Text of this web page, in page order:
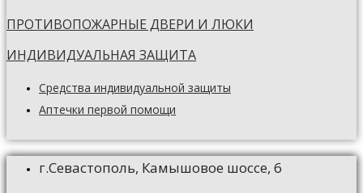
ПРОТИВОПОЖАРНЫЕ ДВЕРИ И ЛЮКИ
ИНДИВИДУАЛЬНАЯ ЗАЩИТА
Средства индивидуальной защиты
Аптечки первой помощи
г.Севастополь, Камышовое шоссе, 6